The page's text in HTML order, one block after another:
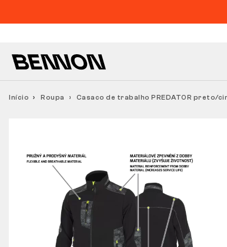
Início Roupa Casaco de trabalho PREDATOR preto/